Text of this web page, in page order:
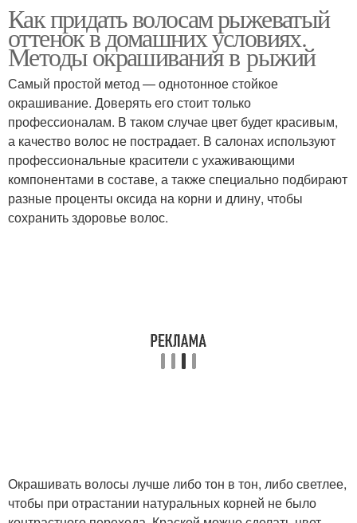
волос
Как придать волосам рыжеватый
оттенок в домашних условиях.
Методы окрашивания в рыжий
Самый простой метод — однотонное стойкое
окрашивание. Доверять его стоит только
профессионалам. В таком случае цвет будет красивым,
а качество волос не пострадает. В салонах используют
профессиональные красители с ухаживающими
компонентами в составе, а также специально подбирают
разные проценты оксида на корни и длину, чтобы
сохранить здоровье волос.
Окрашивать волосы лучше либо тон в тон, либо светлее,
чтобы при отрастании натуральных корней не было